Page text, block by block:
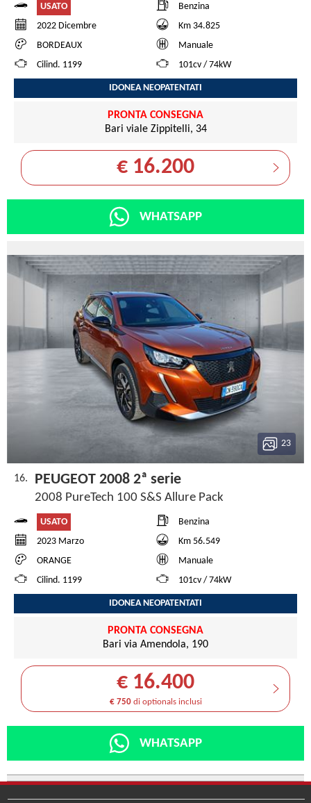
USATO
Benzina
2022 Dicembre
Km 34.825
BORDEAUX
Manuale
Cilind. 1199
101cv / 74kW
IDONEA NEOPATENTATI
PRONTA CONSEGNA
Bari viale Zippitelli, 34
€ 16.200
WHATSAPP
23
16. PEUGEOT 2008 2ª serie
2008 PureTech 100 S&S Allure Pack
USATO
Benzina
2023 Marzo
Km 56.549
ORANGE
Manuale
Cilind. 1199
101cv / 74kW
IDONEA NEOPATENTATI
PRONTA CONSEGNA
Bari via Amendola, 190
€ 16.400
€ 750di optionals inclusi
WHATSAPP